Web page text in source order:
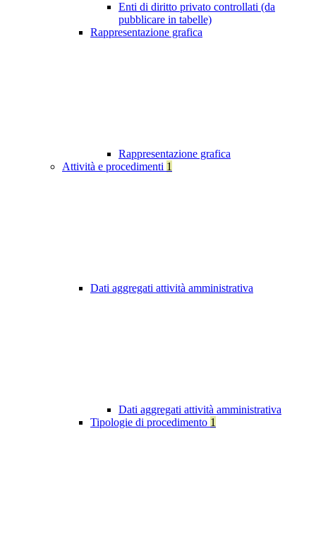
Enti di diritto privato controllati (da
pubblicare in tabelle)
Rappresentazione grafica
Rappresentazione grafica
Attività e procedimenti 1
Dati aggregati attività amministrativa
Dati aggregati attività amministrativa
Tipologie di procedimento 1